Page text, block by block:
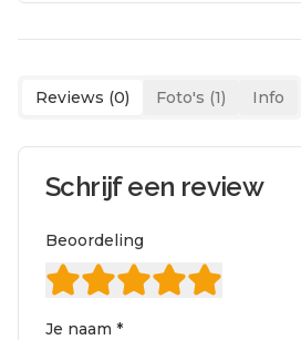
Reviews (0) Foto's (1) Info
Schrijf een review
Beoordeling
Je naam *